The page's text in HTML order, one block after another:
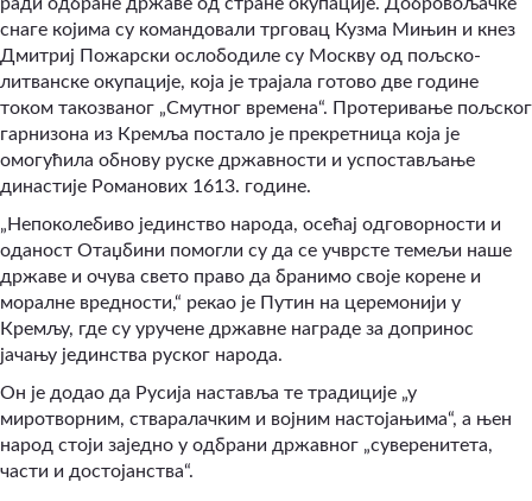
снаге којима су командовали трговац Кузма Мињин и кнез
Дмитриј Пожарски ослободиле су Москву од пољско-
литванске окупације, која је трајала готово две године
током такозваног „Смутног времена“. Протеривање пољског
гарнизона из Кремља постало је прекретница која је
омогућила обнову руске државности и успостављање
династије Романових 1613. године.
„Непоколебиво јединство народа, осећај одговорности и
оданост Отаџбини помогли су да се учврсте темељи наше
државе и очува свето право да бранимо своје корене и
моралне вредности,“ рекао је Путин на церемонији у
Кремљу, где су уручене државне награде за допринос
јачању јединства руског народа.
Он је додао да Русија наставља те традиције „у
миротворним, стваралачким и војним настојањима“, а њен
народ стоји заједно у одбрани државног „суверенитета,
части и достојанства“.